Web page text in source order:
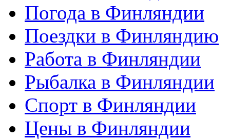
Погода в Финляндии
Поездки в Финляндию
Работа в Финляндии
Рыбалка в Финляндии
Спорт в Финляндии
Цены в Финляндии